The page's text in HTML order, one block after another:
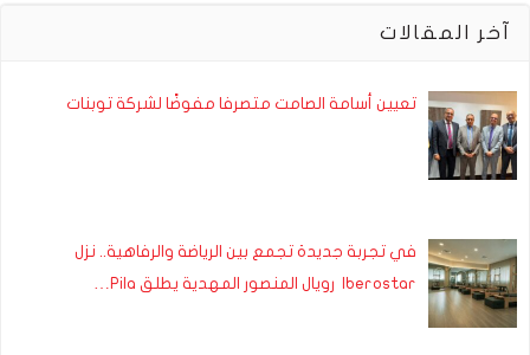
آخر المقالات
تعيين أسامة الصامت متصرفا مفوضًا لشركة توبنات
في تجربة جديدة تجمع بين الرياضة والرفاهية.. نزل
Iberostar رويال المنصور المهدية يطلق Pila…